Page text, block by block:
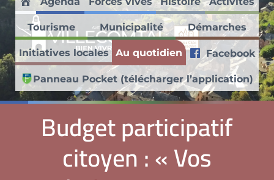
Passer au contenu principal
Skip to header right navigation
Skip to site footer
Villecomtal en Aveyron
Découvrez ce village médiéval faisant partie des Petites Cités de
Accueil
Tourisme Municipalité Démarches
Initiatives locales Au quotidien Facebook
Panneau Pocket (télécharger l’application)
Budget participatif
citoyen : « Vos